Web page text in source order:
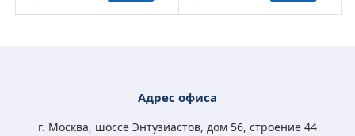
подписку
подписку
Адрес офиса
г. Москва, шоссе Энтузиастов, дом 56, строение 44